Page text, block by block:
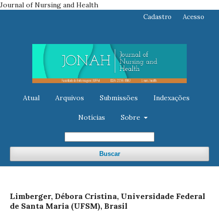
Journal of Nursing and Health
Atual Arquivos Submissões Indexações
Notícias Sobre
Buscar
Cadastro Acesso
Limberger, Débora Cristina, Universidade Federal
de Santa Maria (UFSM), Brasil